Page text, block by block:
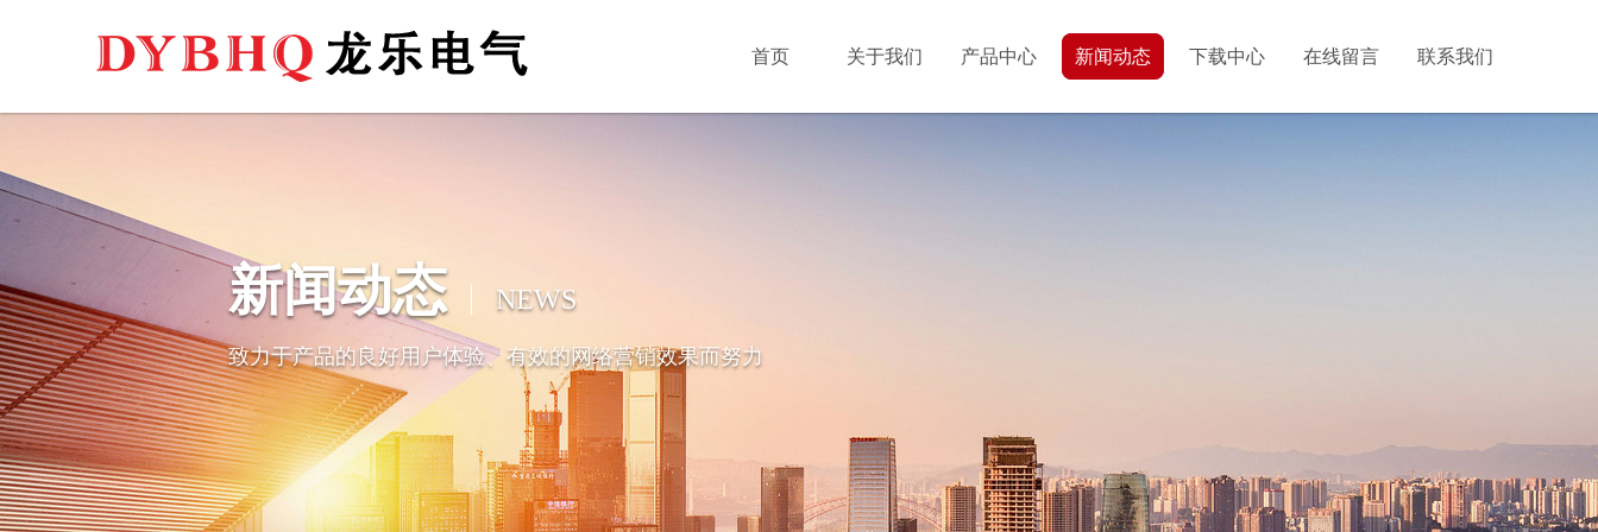
首页 关于我们 产品中心 新闻动态 下载中心 在线留言 联系我们
新闻动态 NEWS
致力于产品的良好用户体验、有效的网络营销效果而努力